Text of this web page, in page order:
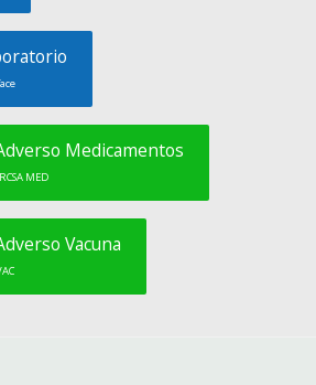
Medicamentos
MED
Vacuna